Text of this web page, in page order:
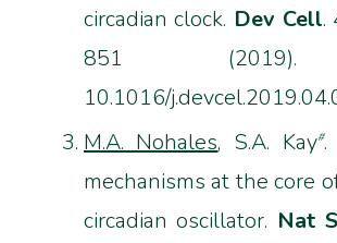
circadian clock. Dev Cell.
851
10.1016/
M.A. Nohales, S.A. Kay#.
mechanisms at the core
circadian oscillator. Nat